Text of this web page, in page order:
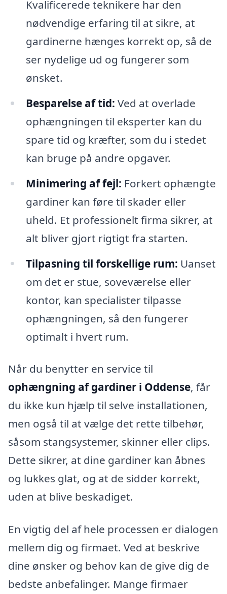
Kvalificerede teknikere har den
nødvendige erfaring til at sikre, at
gardinerne hænges korrekt op, så de
ser nydelige ud og fungerer som
ønsket.
Besparelse af tid: Ved at overlade
ophængningen til eksperter kan du
spare tid og kræfter, som du i stedet
kan bruge på andre opgaver.
Minimering af fejl: Forkert ophængte
gardiner kan føre til skader eller
uheld. Et professionelt firma sikrer, at
alt bliver gjort rigtigt fra starten.
Tilpasning til forskellige rum: Uanset
om det er stue, soveværelse eller
kontor, kan specialister tilpasse
ophængningen, så den fungerer
optimalt i hvert rum.
Når du benytter en service til
ophængning af gardiner i Oddense, får
du ikke kun hjælp til selve installationen,
men også til at vælge det rette tilbehør,
såsom stangsystemer, skinner eller clips.
Dette sikrer, at dine gardiner kan åbnes
og lukkes glat, og at de sidder korrekt,
uden at blive beskadiget.
En vigtig del af hele processen er dialogen
mellem dig og firmaet. Ved at beskrive
dine ønsker og behov kan de give dig de
bedste anbefalinger. Mange firmaer